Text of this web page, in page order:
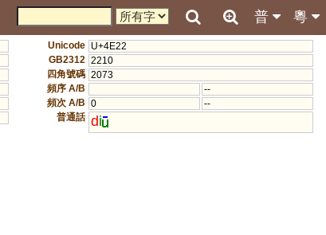
粵
普
Unicode U+4E22
GB2312 2210
四角號碼 2073
頻序 A/B
--
頻次 A/B 0
--
普通話 di